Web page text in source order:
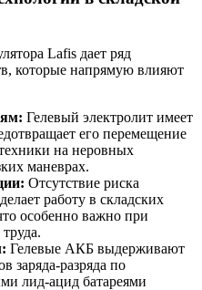
Lafis дает ряд
которые напрямую влияют
Гелевый электролит имеет
его перемещение
на неровных
маневрах.
Отсутствие риска
работу в складских
особенно важно при
Гелевые АКБ выдерживают
заряда-разряда по
лид-ацид батареями